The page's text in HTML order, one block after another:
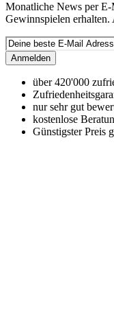
Monatliche News per
Gewinnspielen
Anmelden
über 420'000
nur sehr gut
kostenlose
Günstigster Preis